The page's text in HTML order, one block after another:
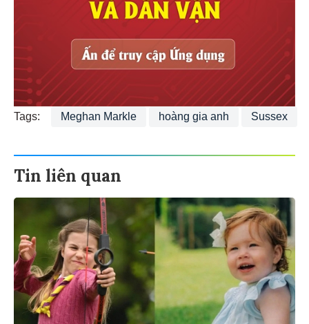
Tags: Meghan Markle hoàng gia anh Sussex
Tin liên quan